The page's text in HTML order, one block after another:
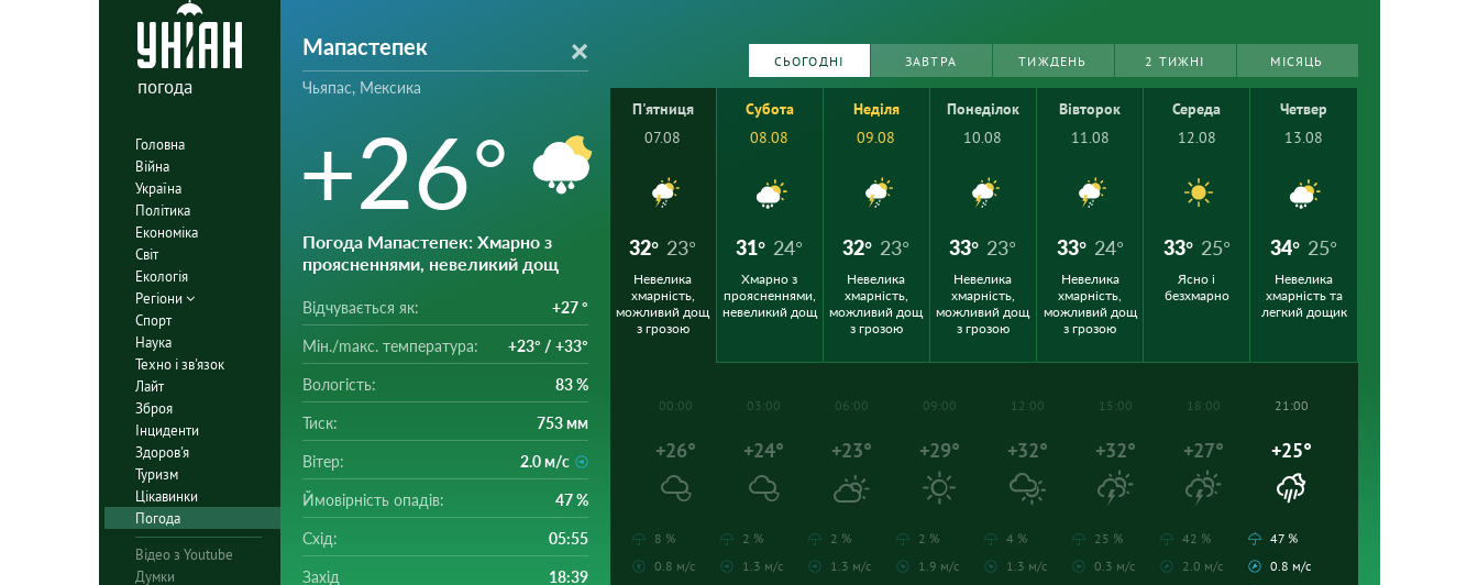
погода
Головна
Війна
Україна
Політика
Економіка
Світ
Екологія
Регіони
Спорт
Наука
Техно і зв'язок
Лайт
Зброя
Інциденти
Здоров'я
Туризм
Цікавинки
Погода
Відео з Youtube
Думки
Мапастепек
Чьяпас, Мексика
+26°
Погода Мапастепек: Хмарно з
проясненнями, невеликий дощ
Відчувається як: +27 °
Мін./mакс. температура: +23° / +33°
Вологість: 83 %
Тиск: 753 мм
Вітер: 2.0 м/с
Ймовірність опадів: 47 %
Схід: 05:55
Захід 18:39
СЬОГОДНІ ЗАВТРА ТИЖДЕНЬ 2 ТИЖНІ МІСЯЦЬ
П'ятниця
07.08
32° 23°
Невелика
хмарність,
можливий дощ
з грозою
Субота
08.08
31° 24°
Хмарно з
проясненнями,
невеликий дощ
Неділя
09.08
32° 23°
Невелика
хмарність,
можливий дощ
з грозою
Понеділок
10.08
33° 23°
Невелика
хмарність,
можливий дощ
з грозою
Вівторок
11.08
33° 24°
Невелика
хмарність,
можливий дощ
з грозою
Середа
12.08
33° 25°
Ясно і
безхмарно
Четвер
13.08
34° 25°
Невелика
хмарність та
легкий дощик
00:00
+26°
8 %
0.8 м/с
03:00
+24°
2 %
1.3 м/с
06:00
+23°
2 %
1.3 м/с
09:00
+29°
2 %
1.9 м/с
12:00
+32°
4 %
1.3 м/с
15:00
+32°
25 %
0.3 м/с
18:00
+27°
42 %
2.0 м/с
21:00
+25°
47 %
0.8 м/с